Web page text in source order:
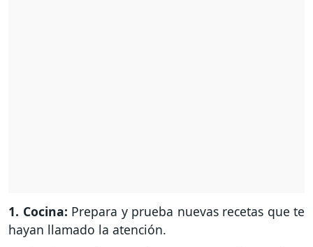
1. Cocina: Prepara y prueba nuevas recetas que te
hayan llamado la atención.